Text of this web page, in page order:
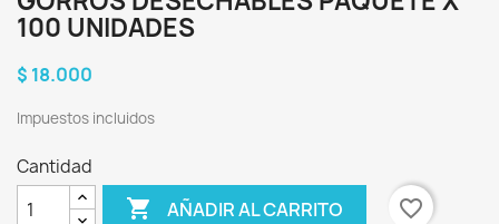
100 UNIDADES
$ 18.000
Impuestos incluidos
Cantidad
 AÑADIR AL CARRITO favorite_border